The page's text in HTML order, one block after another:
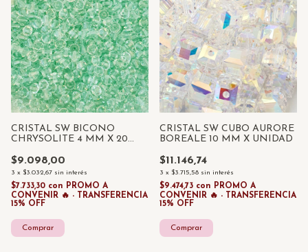
CRISTAL SW BICONO
CHRYSOLITE 4 MM X 20
$9.098,00
3 x $3.032,67 sin interés
$7.733,30 con PROMO A
CONVENIR 🔥 - TRANSFERENCIA
15% OFF
CRISTAL SW CUBO AURORE
BOREALE 10 MM X UNIDAD
$11.146,74
3 x $3.715,58 sin interés
$9.474,73 con PROMO A
CONVENIR 🔥 - TRANSFERENCIA
15% OFF